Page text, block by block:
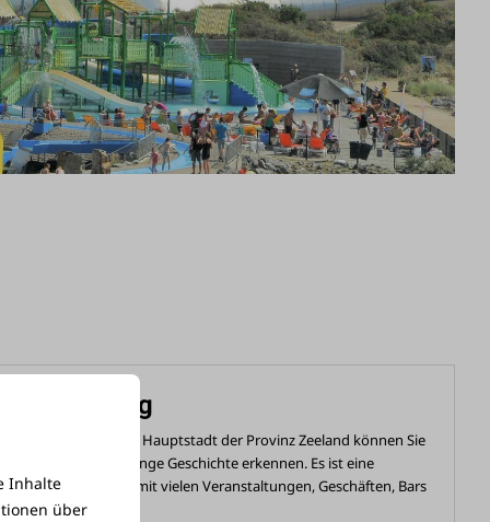
Middelburg
In den Straßen der Hauptstadt der Provinz Zeeland können Sie
immer noch ihre lange Geschichte erkennen. Es ist eine
pulsierende Stadt mit vielen Veranstaltungen, Geschäften, Bars
und Restaurants!
Inhalte
über